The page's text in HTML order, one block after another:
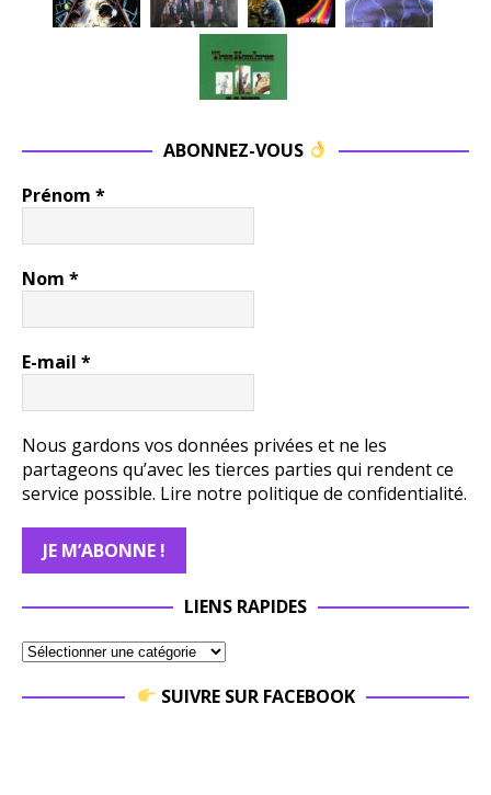
ABONNEZ-VOUS
Prénom *
Nom *
E-mail *
Nous gardons vos données privées et ne les
partageons qu’avec les tierces parties qui rendent ce
service possible. Lire notre politique de confidentialité.
LIENS RAPIDES
SUIVRE SUR FACEBOOK